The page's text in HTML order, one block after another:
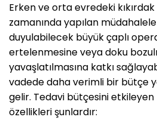
Erken ve orta evredeki
zamanında yapılan
duyulabilecek büyük çaplı
ertelenmesine veya doku
yavaşlatılmasına katkı
vadede daha verimli bir bütçe
gelir. Tedavi bütçesini etkileyen
özellikleri şunlardır: